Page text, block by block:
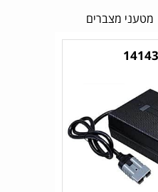
מטעני מצברים